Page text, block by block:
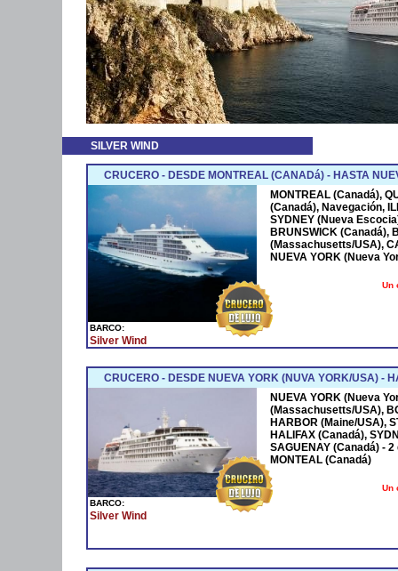
SILVER WIND
CRUCERO - DESDE MONTREAL (CANADá) - HASTA
BARCO:
Silver Wind
MONTREAL (Canadá),
(Canadá), Navegación,
SYDNEY (Nueva
BRUNSWICK (Canadá),
(Massachusetts/USA),
NUEVA YORK (Nueva
Un
CRUCERO - DESDE NUEVA YORK (NUVA YORK/USA) -
BARCO:
Silver Wind
NUEVA YORK (Nueva
(Massachusetts/USA),
HARBOR (Maine/USA),
HALIFAX (Canadá),
SAGUENAY (Canadá) -
MONTEAL (Canadá)
Un